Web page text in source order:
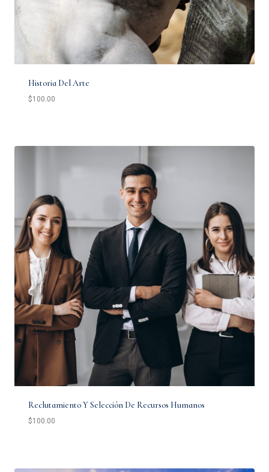
Historia Del Arte
$100.00
Reclutamiento Y Selección De Recursos Humanos
$100.00